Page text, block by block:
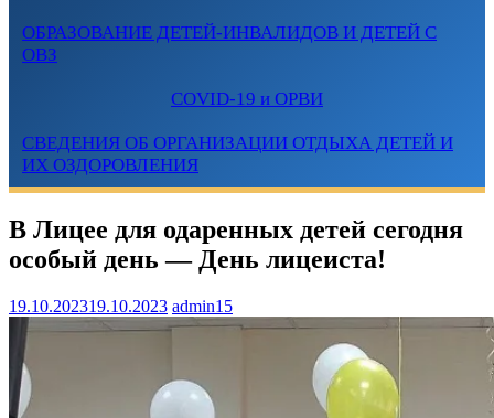
ОБРАЗОВАНИЕ ДЕТЕЙ-ИНВАЛИДОВ И ДЕТЕЙ С
ОВЗ
COVID-19 и ОРВИ
СВЕДЕНИЯ ОБ ОРГАНИЗАЦИИ ОТДЫХА ДЕТЕЙ И
ИХ ОЗДОРОВЛЕНИЯ
В Лицее для одаренных детей сегодня
особый день — День лицеиста!
19.10.202319.10.2023 admin15